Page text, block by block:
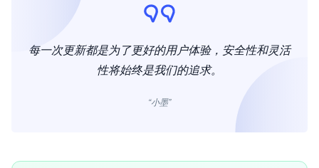
每一次更新都是为了更好的用户体验，安全性和灵活
性将始终是我们的追求。
“小墨”